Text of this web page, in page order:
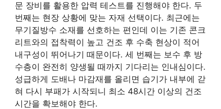
문 장비를 활용한 압력 테스트를 진행해야 한다. 두
번째는 현장 상황에 맞는 자재 선택이다. 최근에는
무기질방수 소재를 선호하는 편인데 이는 기존 콘크
리트와의 접착력이 높고 건조 후 수축 현상이 적어
내구성이 뛰어나기 때문이다. 세 번째는 보수 후 방
수층이 완전히 양생될 때까지 기다리는 인내심이다.
성급하게 도배나 마감재를 올리면 습기가 내부에 갇
혀 다시 부패가 시작되니 최소 48시간 이상의 건조
시간을 확보해야 한다.